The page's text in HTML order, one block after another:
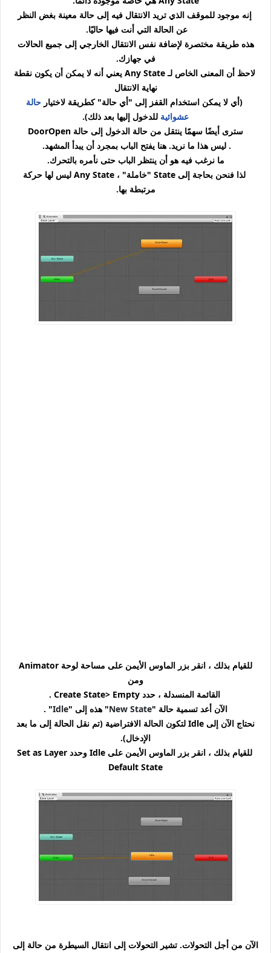
إنه موجود للموقف الذي تريد الانتقال فيه إلى حالة معينة بغض النظر
عن الحالة التي أنت فيها حاليًا.
هذه طريقة مختصرة لإضافة نفس الانتقال الخارجي إلى جميع الحالات
في جهازك.
لاحظ أن المعنى الخاص لـ
Any State
يعني أنه لا يمكن أن يكون نقطة
نهاية الانتقال
(أي لا يمكن استخدام القفز إلى "أي حالة" كطريقة لاختيار حالة
عشوائية للدخول إليها بعد ذلك).
سترى أيضًا سهمًا ينتقل من حالة الدخول إلى حالة DoorOpen
. ليس هذا ما نريد. هنا يفتح الباب بمجرد أن يبدأ المشهد.
ما نرغب فيه هو أن ينتظر الباب حتى نأمره بالتحرك.
لذا فنحن بحاجة إلى State "خاملة" ، Any State
ليس لها حركة
مرتبطة بها.
للقيام بذلك ، انقر بزر الماوس الأيمن على مساحة لوحة Animator
ومن
القائمة المنسدلة ، حدد Create State> Empty .
الآن أعد تسمية حالة "New State" هذه إلى "Idle
" .
نحتاج الآن إلى Idle لتكون الحالة الافتراضية (تم نقل الحالة إلى ما بعد
الإدخال).
للقيام بذلك ، انقر بزر الماوس الأيمن على Idle وحدد Set as Layer
Default State
الآن من أجل التحولات. تشير التحولات إلى انتقال السيطرة من حالة إلى